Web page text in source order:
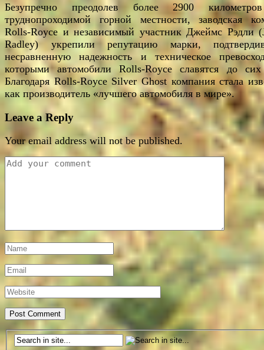
Безупречно преодолев более 2900
труднопроходимой горной местности, заводская
Rolls-Royce и независимый участник Джеймс Рэдли
Radley) укрепили репутацию марки,
несравненную надежность и техническое
которыми автомобили Rolls-Royce славятся до
Благодаря Rolls-Royce Silver Ghost компания стала
как производитель «лучшего автомобиля в мире».
Leave a Reply
Your email address will not be published.